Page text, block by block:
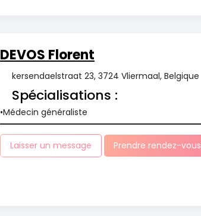
DEVOS Florent
kersendaelstraat 23, 3724 Vliermaal, Belgique
Spécialisations :
Médecin généraliste
Laisser un message Prendre rendez-vous